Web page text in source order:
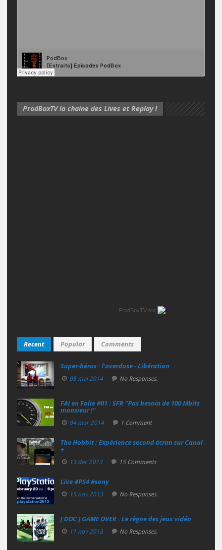
ProdBoxTV la chaine des Lives et Replay !
ProdBoxTV sur
Recent Popular Comments
Super‑héros : l’overdose - Libération
05 mai 2014 No Responses.
FAI en Folie #01 : SFR "Pas besoin de 100 Mbits
monsieur !"
04 mar 2014 1 Comment
The Hobbit : Expérience second écran sur Canal
+
13 déc 2013 15 Comments
Live #PS4 #sony
15 nov 2013 No Responses.
[ DOC ] GAME OVER : Le règne des jeux vidéo
11 nov 2013 No Responses.